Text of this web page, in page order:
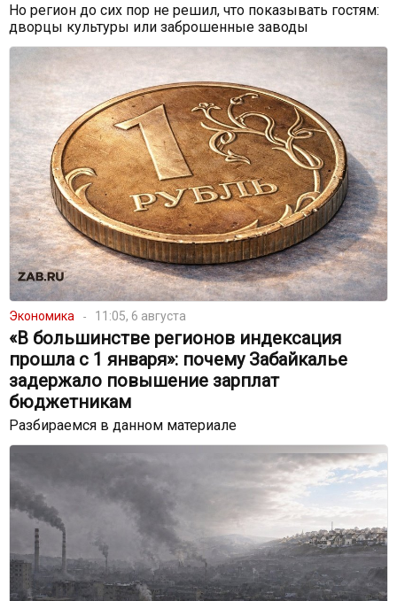
Но регион до сих пор не решил, что показывать гостям:
дворцы культуры или заброшенные заводы
Экономика 11:05, 6 августа
«В большинстве регионов индексация
прошла с 1 января»: почему Забайкалье
задержало повышение зарплат
бюджетникам
Разбираемся в данном материале